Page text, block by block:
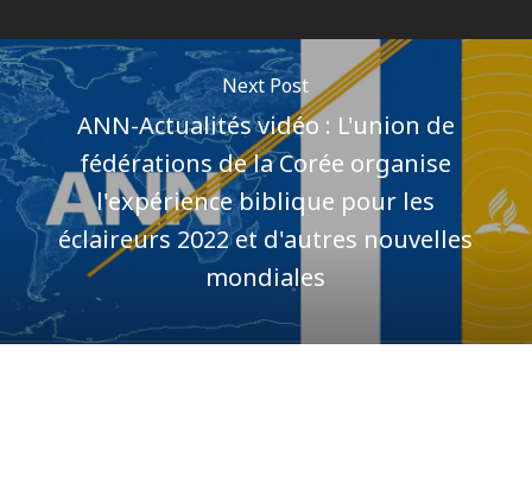
Next Post
ANN-Actualités vidéo : L'union de
fédérations de la Corée organise
l'expérience biblique pour les
éclaireurs 2022 et d'autres nouvelles
mondiales